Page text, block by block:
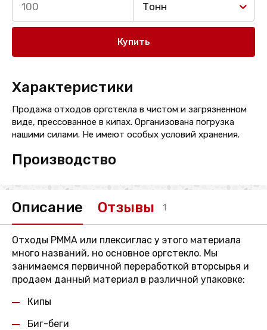
Тонн
Купить
Характеристики
Продажа отходов оргстекла в чистом и загрязненном
виде, прессованное в кипах. Организована погрузка
нашими силами. Не имеют особых условий хранения.
Производство
Описание Отзывы 1
Отходы PMMA или плексиглаc у этого материала
много названий, но основное оргстекло. Мы
занимаемся первичной переработкой вторсырья и
продаем данный материал в различной упаковке:
Кипы
Биг-беги